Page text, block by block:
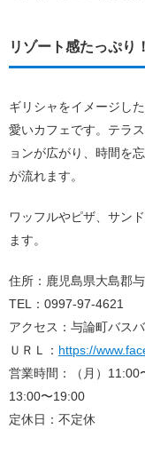
リゾート感たっぷり
ギリシャをイメージし
愛いカフェです。テラ
ョンが広がり、時間を
が流れます。
ワッフルやピザ、サン
ます。
住所：鹿児島県大島郡
TEL：0997-97-4621
アクセス：与論町バス
ＵＲＬ： https://
営業時間：（月）11:00
13:00〜19:00
定休日：不定休